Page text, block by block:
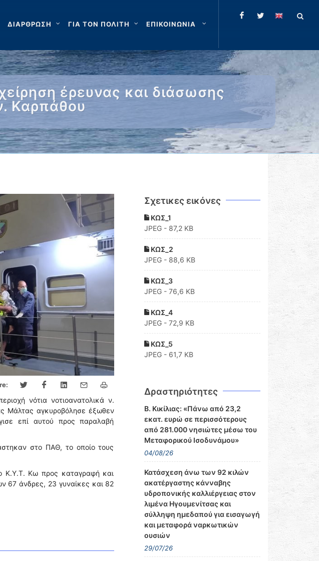
ΔΙΑΡΘΡΩΣΗ ΓΙΑ ΤΟΝ ΠΟΛΙΤΗ ΕΠΙΚΟΙΝΩΝΙΑ
έρευνας και διάσωσης
Καρπάθου
νότια νοτιοανατολικά ν.
Μάλτας αγκυροβόλησε έξωθεν
επί αυτού προς παραλαβή
στο ΠΑΘ, το οποίο τους
Κ.Υ.Τ. Κω προς καταγραφή και
67 άνδρες, 23 γυναίκες και 82
Σχετικες εικόνες
ΚΩΣ_1
JPEG - 87,2 KB
ΚΩΣ_2
JPEG - 88,6 KB
ΚΩΣ_3
JPEG - 76,6 KB
ΚΩΣ_4
JPEG - 72,9 KB
ΚΩΣ_5
JPEG - 61,7 KB
Δραστηριότητες
Β. Κικίλιας: «Πάνω από 23,2
εκατ. ευρώ σε περισσότερους
από 281.000 νησιώτες μέσω του
Μεταφορικού Ισοδυνάμου»
04/08/26
Κατάσχεση άνω των 92 κιλών
ακατέργαστης κάνναβης
υδροπονικής καλλιέργειας στον
λιμένα Ηγουμενίτσας και
σύλληψη ημεδαπού για εισαγωγή
και μεταφορά ναρκωτικών
ουσιών
29/07/26